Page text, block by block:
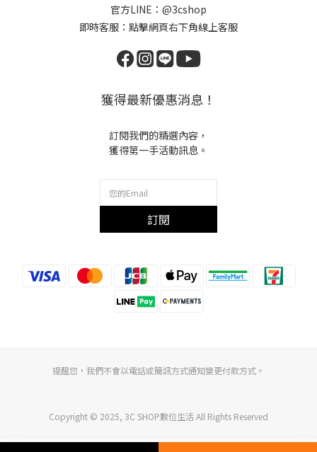
官方LINE：@3cshop
即時客服：點擊網頁右下角線上客服
獲得最新優惠消息！
訂閱我們的精選內容，
獲得第一手活動訊息。
訂閱
提醒您，我們不會以電話或簡訊方式通知變更付款方式。
Copyright © 2025, 3C SHOP數位生活 All Rights Reserved